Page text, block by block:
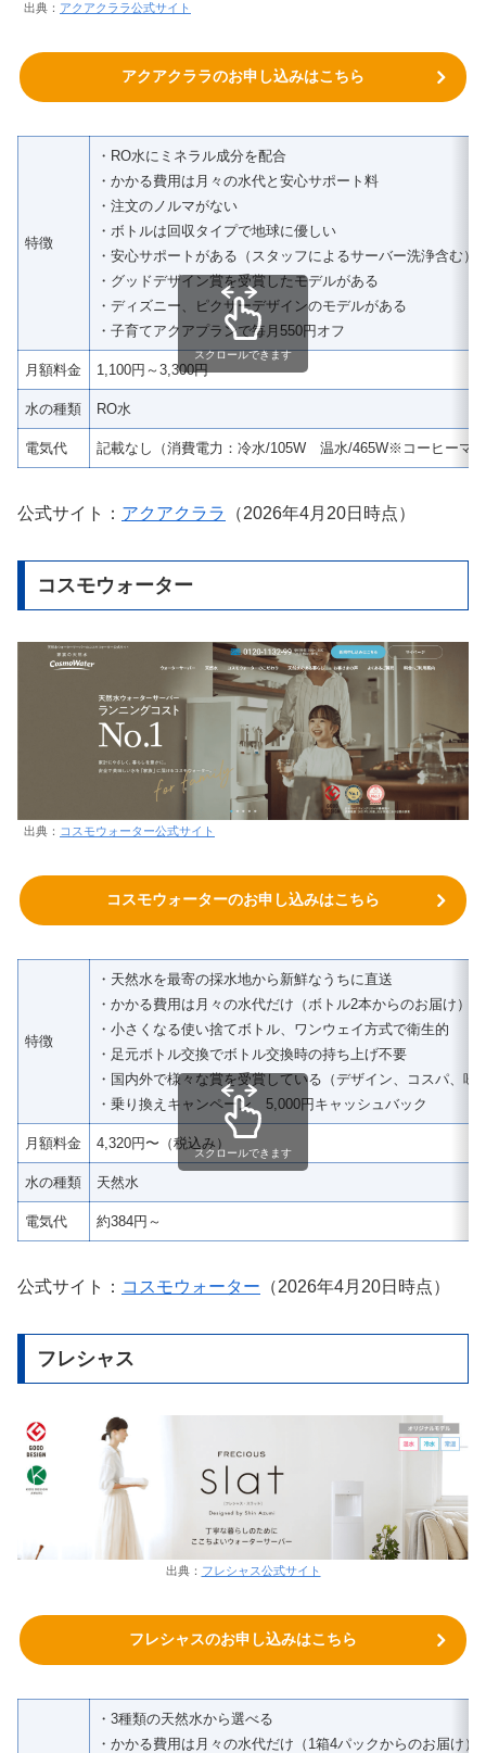
出典： アクアクララ公式サイト
アクアクララのお申し込みはこちら
特徴
・RO水にミネラル成分を配合
・かかる費用は月々の水代と安心サポート料
・注文のノルマがない
・ボトルは回収タイプで地球に優しい
・安心サポートがある（スタッフによるサーバー洗浄含む）
・グッドデザイン賞を受賞したモデルがある
・ディズニー、ピクサーデザインのモデルがある
・子育てアクアプランで毎月550円オフ
月額料金 1,100円～3,300円
水の種類 RO水
電気代 記載なし（消費電力：冷水/105W 温水/465W※コーヒーマ
スクロールできます
公式サイト： アクアクララ （2026年4月20日時点）
コスモウォーター
出典： コスモウォーター公式サイト
コスモウォーターのお申し込みはこちら
特徴
・天然水を最寄の採水地から新鮮なうちに直送
・かかる費用は月々の水代だけ（ボトル2本からのお届け）
・小さくなる使い捨てボトル、ワンウェイ方式で衛生的
・足元ボトル交換でボトル交換時の持ち上げ不要
・国内外で様々な賞を受賞している（デザイン、コスパ、味
・乗り換えキャンペーン 5,000円キャッシュバック
月額料金 4,320円〜（税込み）
水の種類 天然水
電気代 約384円～
スクロールできます
公式サイト： コスモウォーター （2026年4月20日時点）
フレシャス
出典： フレシャス公式サイト
フレシャスのお申し込みはこちら
・3種類の天然水から選べる
・かかる費用は月々の水代だけ（1箱4パックからのお届け）